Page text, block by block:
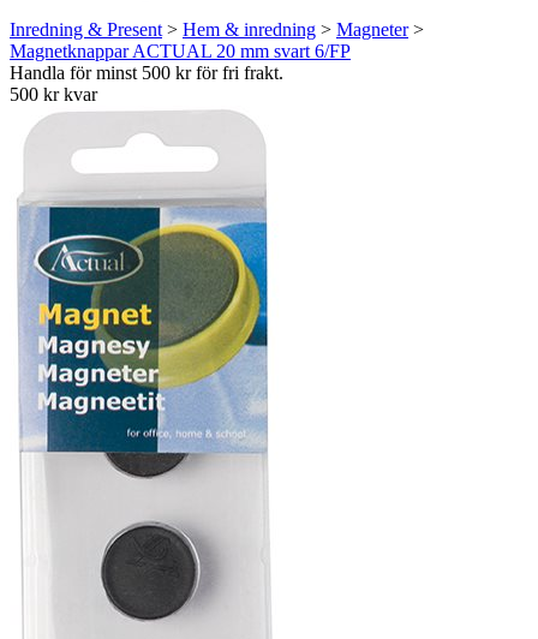
Inredning & Present > Hem & inredning > Magneter>
Magnetknappar ACTUAL 20 mm svart 6/FP
Handla för minst 500 kr för fri frakt.
500 kr kvar